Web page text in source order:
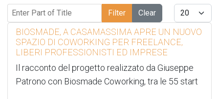
Enter Part of Title Filter Clear Display #
BIOSMADE, A CASAMASSIMA APRE UN NUOVO
SPAZIO DI COWORKING PER FREELANCE,
LIBERI PROFESSIONISTI ED IMPRESE
Il racconto del progetto realizzato da Giuseppe
Patrono con Biosmade Coworking, tra le 55 start